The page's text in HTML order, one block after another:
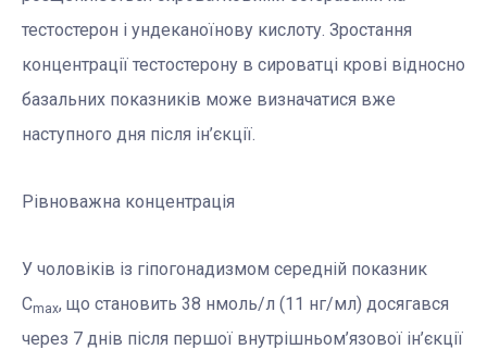
тестостерон і ундеканоїнову кислоту. Зростання
концентрації тестостерону в сироватці крові відносно
базальних показників може визначатися вже
наступного дня після ін’єкції.
Рівноважна концентрація
У чоловіків із гіпогонадизмом середній показник
Cmax, що становить 38 нмоль/л (11 нг/мл) досягався
через 7 днів після першої внутрішньом’язової ін’єкції